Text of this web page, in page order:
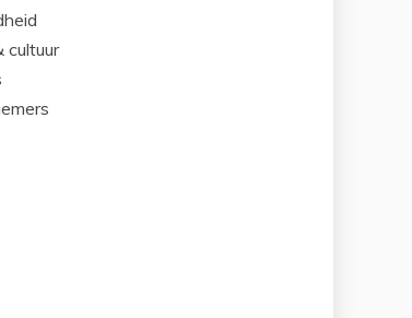
cultuur